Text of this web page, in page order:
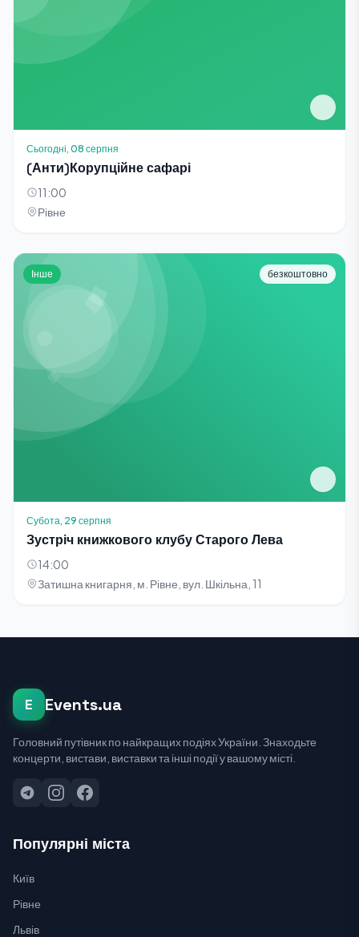
Сьогодні, 08 серпня
(Анти)Корупційне сафарі
11:00
Рівне
Інше безкоштовно
Субота, 29 серпня
Зустріч книжкового клубу Старого Лева
14:00
Затишна книгарня, м. Рівне, вул. Шкільна, 11
E Events.ua
Головний путівник по найкращих подіях України. Знаходьте
концерти, вистави, виставки та інші події у вашому місті.
Популярні міста
Київ
Рівне
Львів